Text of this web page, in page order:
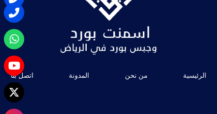
الرئيسية من نحن المدونة اتصل بنا